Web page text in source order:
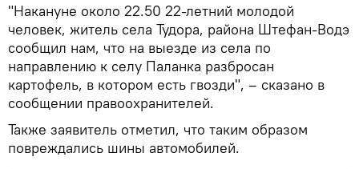
"Накануне около 22.50 22-летний молодой
человек, житель села Тудора, района Штефан-Водэ
сообщил нам, что на выезде из села по
направлению к селу Паланка разбросан
картофель, в котором есть гвозди", – сказано в
сообщении правоохранителей.
Также заявитель отметил, что таким образом
повреждались шины автомобилей.